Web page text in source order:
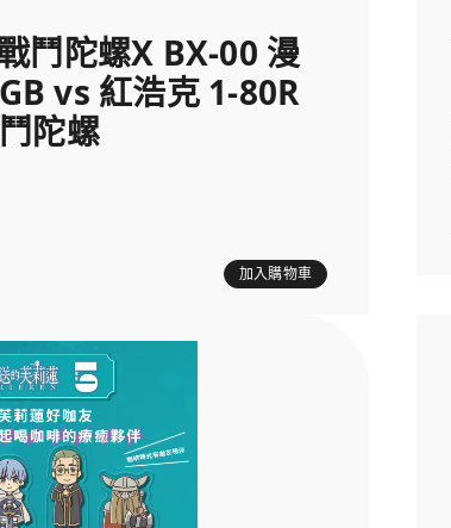
鬥陀螺X BX-00 漫
vs 紅浩克 1-80R
陀螺
加入購物車